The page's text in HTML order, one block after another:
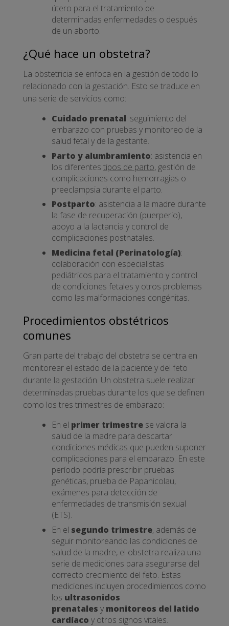
útero para el tratamiento de
determinadas enfermedades o después
de un aborto.
¿Qué hace un obstetra?
La obstetricia se enfoca en la gestión de todo lo
relacionado con la gestación. Esto se traduce en
una serie de servicios como:
Cuidado prenatal: seguimiento del
embarazo con pruebas y monitoreo de la
salud fetal y de la gestante.
Parto y alumbramiento: asistencia en
los diferentes tipos de parto, gestión de
complicaciones como hemorragias o
preeclampsia durante el parto.
Postparto: asistencia a la madre durante
la fase de recuperación (puerperio),
apoyo a la lactancia y control de
complicaciones postnatales.
Medicina fetal (Perinatología):
colaboración con especialistas
pediátricos para el tratamiento y control
de condiciones fetales y otros problemas
como las malformaciones congénitas.
Procedimientos obstétricos
comunes
Gran parte del trabajo del obstetra se centra en
monitorear el estado de la paciente y del feto
durante la gestación. Un obstetra suele realizar
determinadas pruebas durante los que se definen
como los tres trimestres de embarazo:
En el primer trimestre se valora la
salud de la madre para descartar
condiciones médicas que pueden suponer
complicaciones para el embarazo. En este
período podría prescribir pruebas
genéticas, prueba de Papanicolau,
exámenes para detección de
enfermedades de transmisión sexual
(ETS).
En el segundo trimestre, además de
seguir monitoreando las condiciones de
salud de la madre, el obstetra realiza una
serie de mediciones para asegurarse del
correcto crecimiento del feto. Estas
mediciones incluyen procedimientos como
los ultrasonidos
prenatales y monitoreos del latido
cardíaco y otros signos vitales.